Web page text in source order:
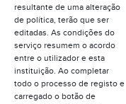
resultante de uma alteração
de política, terão que ser
editadas. As condições do
serviço resumem o acordo
entre o utilizador e esta
instituição. Ao completar
todo o processo de registo e
carregado o botão de